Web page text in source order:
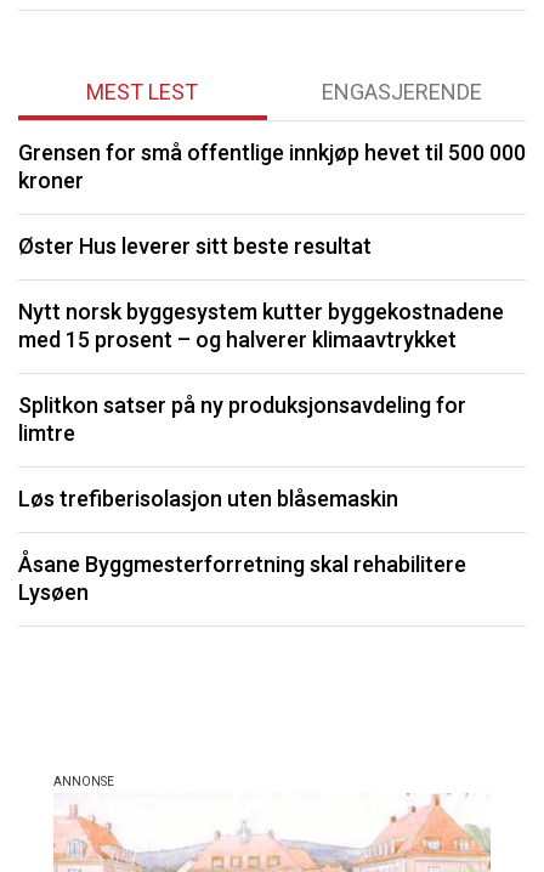
MEST LEST ENGASJERENDE
Grensen for små offentlige innkjøp hevet til 500 000
kroner
Øster Hus leverer sitt beste resultat
Nytt norsk byggesystem kutter byggekostnadene
med 15 prosent – og halverer klimaavtrykket
Splitkon satser på ny produksjonsavdeling for
limtre
Løs trefiberisolasjon uten blåsemaskin
Åsane Byggmesterforretning skal rehabilitere
Lysøen